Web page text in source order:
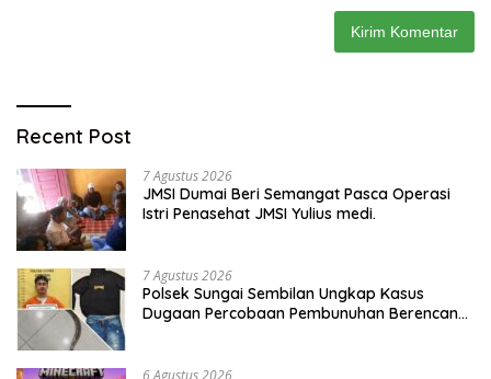
Recent Post
7 Agustus 2026
JMSI Dumai Beri Semangat Pasca Operasi
Istri Penasehat JMSI Yulius medi.
7 Agustus 2026
Polsek Sungai Sembilan Ungkap Kasus
Dugaan Percobaan Pembunuhan Berencana,
6 Agustus 2026